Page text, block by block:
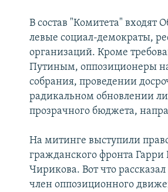
В состав "Комитета"
левые социал-демократы,
организаций. Кроме
Путиным, оппозиционеры
собрания, проведении
радикальном обновлении
прозрачного бюджета,
На митинге выступили
гражданского фронта
Чирикова. Вот что
член оппозиционного